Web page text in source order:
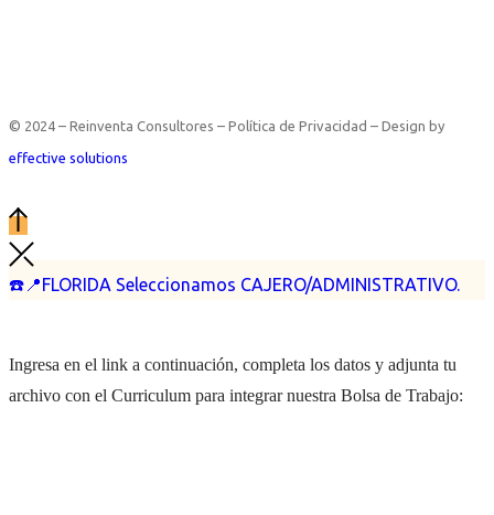
☎️📍FLORIDA Seleccionamos CAJERO/ADMINISTRATIVO.
© 2024 – Reinventa Consultores – Política de Privacidad – Design by
effective solutions
Ingresa en el link a continuación, completa los datos y adjunta tu
archivo con el Curriculum para integrar nuestra Bolsa de Trabajo: